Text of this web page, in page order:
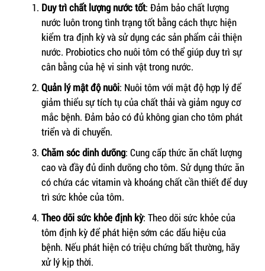
Duy trì chất lượng nước tốt: Đảm bảo chất lượng
nước luôn trong tình trạng tốt bằng cách thực hiện
kiểm tra định kỳ và sử dụng các sản phẩm cải thiện
nước. Probiotics cho nuôi tôm có thể giúp duy trì sự
cân bằng của hệ vi sinh vật trong nước.
Quản lý mật độ nuôi: Nuôi tôm với mật độ hợp lý để
giảm thiểu sự tích tụ của chất thải và giảm nguy cơ
mắc bệnh. Đảm bảo có đủ không gian cho tôm phát
triển và di chuyển.
Chăm sóc dinh dưỡng: Cung cấp thức ăn chất lượng
cao và đầy đủ dinh dưỡng cho tôm. Sử dụng thức ăn
có chứa các vitamin và khoáng chất cần thiết để duy
trì sức khỏe của tôm.
Theo dõi sức khỏe định kỳ: Theo dõi sức khỏe của
tôm định kỳ để phát hiện sớm các dấu hiệu của
bệnh. Nếu phát hiện có triệu chứng bất thường, hãy
xử lý kịp thời.